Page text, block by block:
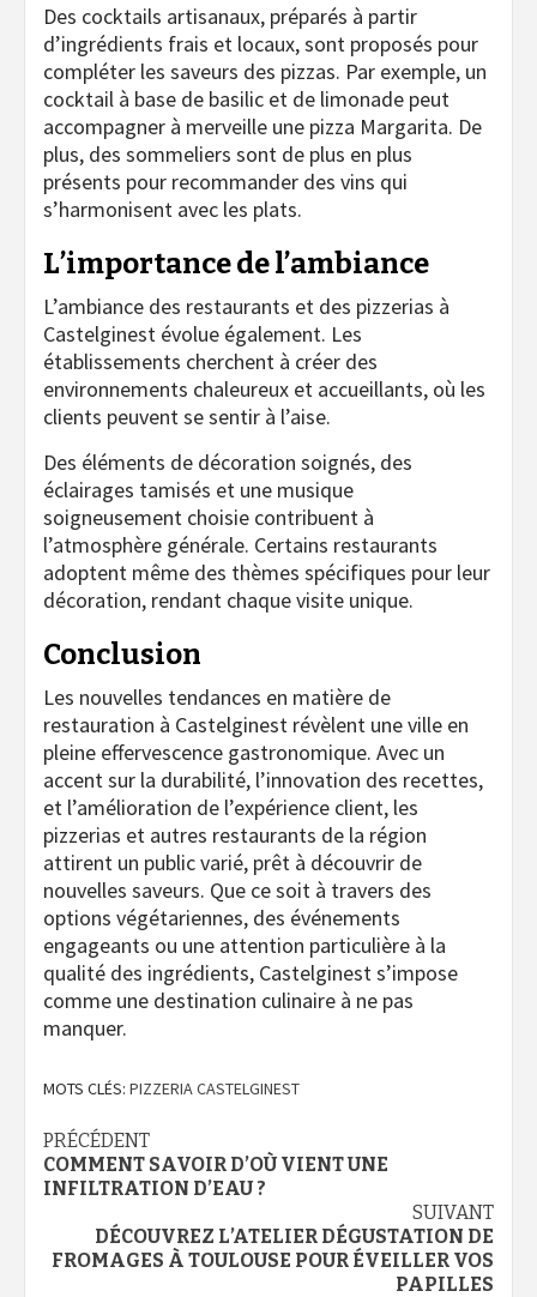
Des cocktails artisanaux, préparés à partir
d’ingrédients frais et locaux, sont proposés pour
compléter les saveurs des pizzas. Par exemple, un
cocktail à base de basilic et de limonade peut
accompagner à merveille une pizza Margarita. De
plus, des sommeliers sont de plus en plus
présents pour recommander des vins qui
s’harmonisent avec les plats.
L’importance de l’ambiance
L’ambiance des restaurants et des pizzerias à
Castelginest évolue également. Les
établissements cherchent à créer des
environnements chaleureux et accueillants, où les
clients peuvent se sentir à l’aise.
Des éléments de décoration soignés, des
éclairages tamisés et une musique
soigneusement choisie contribuent à
l’atmosphère générale. Certains restaurants
adoptent même des thèmes spécifiques pour leur
décoration, rendant chaque visite unique.
Conclusion
Les nouvelles tendances en matière de
restauration à Castelginest révèlent une ville en
pleine effervescence gastronomique. Avec un
accent sur la durabilité, l’innovation des recettes,
et l’amélioration de l’expérience client, les
pizzerias et autres restaurants de la région
attirent un public varié, prêt à découvrir de
nouvelles saveurs. Que ce soit à travers des
options végétariennes, des événements
engageants ou une attention particulière à la
qualité des ingrédients, Castelginest s’impose
comme une destination culinaire à ne pas
manquer.
MOTS CLÉS: PIZZERIA CASTELGINEST
Navigation
d’article
PRÉCÉDENT
COMMENT SAVOIR D’OÙ VIENT UNE
INFILTRATION D’EAU ?
SUIVANT
DÉCOUVREZ L’ATELIER DÉGUSTATION DE
FROMAGES À TOULOUSE POUR ÉVEILLER VOS
PAPILLES